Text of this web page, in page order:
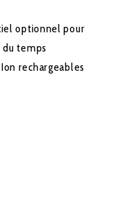
optionnel pour
temps
rechargeables